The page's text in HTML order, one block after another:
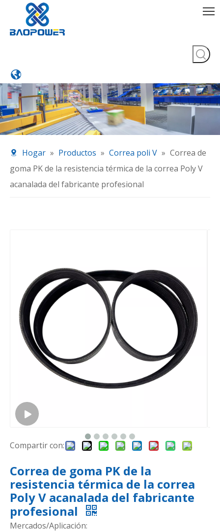
Hogar » Productos » Correa poli V » Correa de
goma PK de la resistencia térmica de la correa Poly V
acanalada del fabricante profesional
Compartir con:
Correa de goma PK de la
resistencia térmica de la correa
Poly V acanalada del fabricante
profesional
Mercados/Aplicación: